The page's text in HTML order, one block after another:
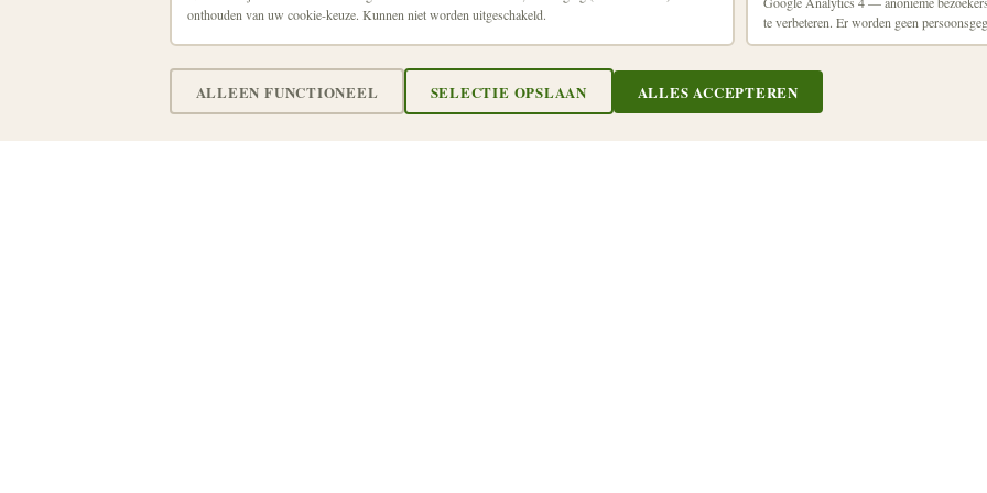
Structuur
Juiste systeem op de juiste plaats
Extra isolatie
Thermisch verduurzaamd
hout
onthouden van uw cookie-keuze. Kunnen niet worden uitgeschakeld.
te verbeteren. Er worden geen
ALLEEN FUNCTIONEEL SELECTIE OPSLAAN ALLES ACCEPTEREN